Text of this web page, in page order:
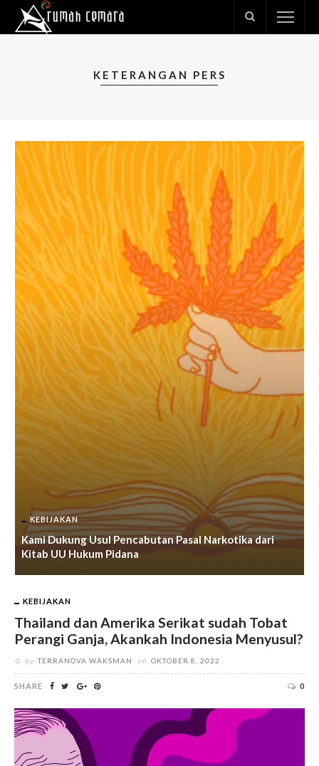
KETERANGAN PERS
KEBIJAKAN
Kami Dukung Usul Pencabutan Pasal Narkotika dari
Kitab UU Hukum Pidana
KEBIJAKAN
Thailand dan Amerika Serikat sudah Tobat
Perangi Ganja, Akankah Indonesia Menyusul?
by TERRANOVA WAKSMAN on OKTOBER 8, 2022
SHARE 0